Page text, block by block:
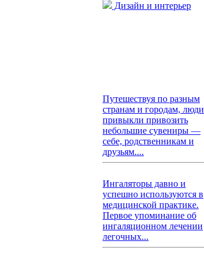
Дизайн и интерьер
Путешествуя по разным
странам и городам, люди
привыкли привозить
небольшие сувениры —
себе, родственникам и
друзьям....
Ингаляторы давно и
успешно используются в
медицинской практике.
Первое упоминание об
ингаляционном лечении
легочных...